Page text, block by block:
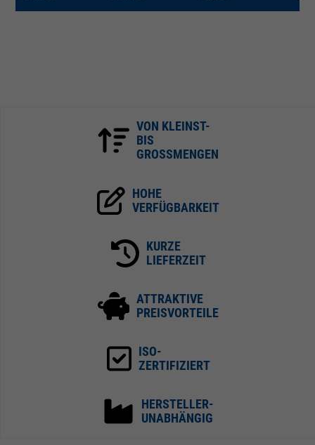
VON KLEINST-
BIS
GROSSMENGEN
HOHE
VERFÜGBARKEIT
KURZE
LIEFERZEIT
ATTRAKTIVE
PREISVORTEILE
ISO-
ZERTIFIZIERT
HERSTELLER-
UNABHÄNGIG